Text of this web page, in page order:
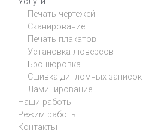
Печать чертежей
Сканирование
Печать плакатов
Установка люверсов
Брошюровка
Сшивка дипломных записок
Ламинирование
Наши работы
Режим работы
Контакты